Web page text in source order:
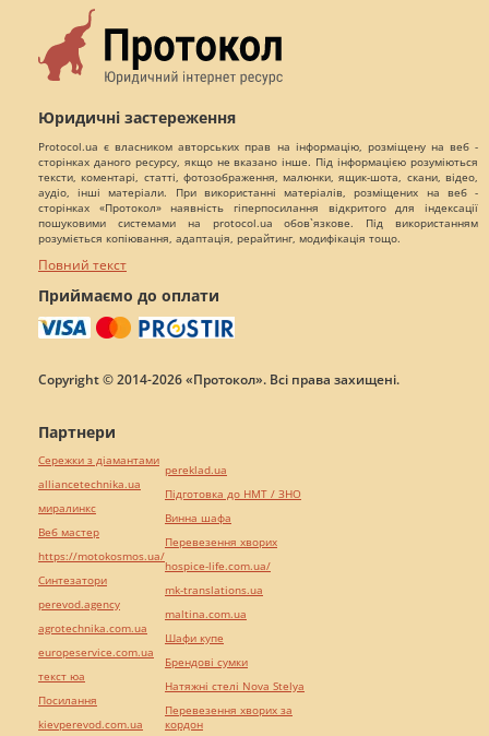
Юридичні застереження
Protocol.ua є власником авторських прав на інформацію, розміщену на веб -
сторінках даного ресурсу, якщо не вказано інше. Під інформацією розуміються
тексти, коментарі, статті, фотозображення, малюнки, ящик-шота, скани, відео,
аудіо, інші матеріали. При використанні матеріалів, розміщених на веб -
сторінках «Протокол» наявність гіперпосилання відкритого для індексації
пошуковими системами на protocol.ua обов`язкове. Під використанням
розуміється копіювання, адаптація, рерайтинг, модифікація тощо.
Повний текст
Приймаємо до оплати
Copyright © 2014-2026 «Протокол». Всі права захищені.
Партнери
Сережки з діамантами
alliancetechnika.ua
миралинкс
Веб мастер
https://motokosmos.ua/
Синтезатори
perevod.agency
agrotechnika.com.ua
europeservice.com.ua
текст юа
Посилання
kievperevod.com.ua
pereklad.ua
Підготовка до НМТ / ЗНО
Винна шафа
Перевезення хворих
hospice-life.com.ua/
mk-translations.ua
maltina.com.ua
Шафи купе
Брендові сумки
Натяжні стелі Nova Stelya
Перевезення хворих за
кордон